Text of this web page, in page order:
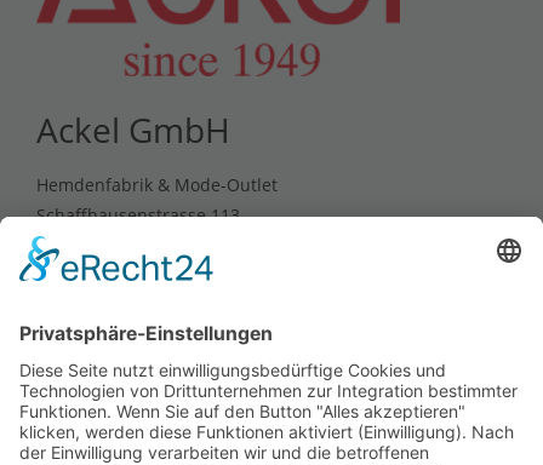
Ackel GmbH
Hemdenfabrik & Mode-Outlet
Schaffhausenstrasse 113
D-72072 Tübingen
Telefon: +49 (0) 7071 9 65 23 -0
Unser Mode-Outlet und Onlineshop sind wegen
Geschäftsaufgabe dauerhaft geschlossen.